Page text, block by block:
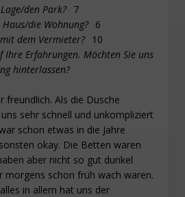
den Park? 7
die Wohnung? 6
dem Vermieter? 10
Ihre Erfahrungen. Möchten Sie uns
hinterlassen?
freundlich. Als die Dusche
sehr schnell und unkompliziert
schon etwas in die Jahre
okay. Die Betten waren
aber nicht so gut dunkel
morgens schon früh wach waren.
in allem hat uns der